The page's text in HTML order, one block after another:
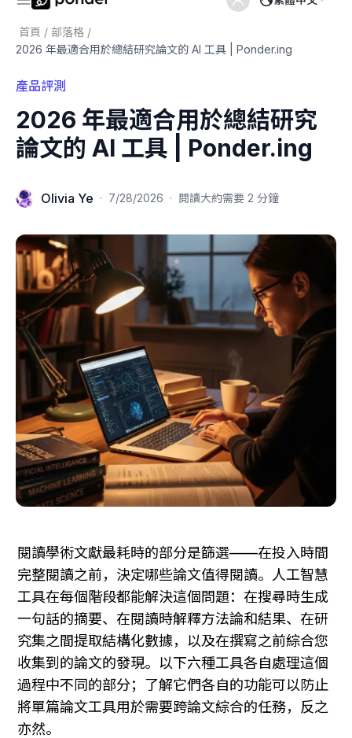
首頁 / 部落格 /
2026 年最適合用於總結研究論文的 AI 工具 | Ponder.ing
產品評測
2026 年最適合用於總結研究
論文的 AI 工具 | Ponder.ing
Olivia Ye · 7/28/2026 · 閱讀大約需要 2 分鐘
閱讀學術文獻最耗時的部分是篩選——在投入時間
完整閱讀之前，決定哪些論文值得閱讀。人工智慧
工具在每個階段都能解決這個問題：在搜尋時生成
一句話的摘要、在閱讀時解釋方法論和結果、在研
究集之間提取結構化數據，以及在撰寫之前綜合您
收集到的論文的發現。以下六種工具各自處理這個
過程中不同的部分；了解它們各自的功能可以防止
將單篇論文工具用於需要跨論文綜合的任務，反之
亦然。